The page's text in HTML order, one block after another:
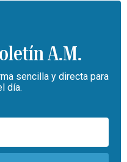
A.M.
sencilla y directa para
día.